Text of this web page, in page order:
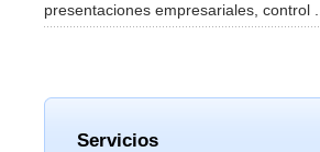
presentaciones empresariales, control ...
Servicios